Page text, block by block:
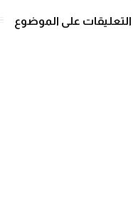
التعليقات على الموضوع